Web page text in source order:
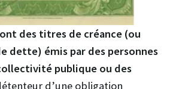
des titres de créance (ou
dette) émis par des personnes
publique ou des
d’une obligation